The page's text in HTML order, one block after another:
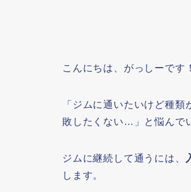
こんにちは、がっしーです！
「ジムに通いたいけど種
敗したくない…」と悩んで
ジムに継続して通うには、
します。